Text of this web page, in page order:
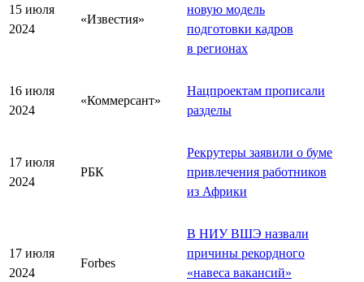
15 июля
2024
«Известия»
новую модель
подготовки кадров
в регионах
16 июля
2024
«Коммерсант»
Нацпроектам прописали
разделы
17 июля
2024
РБК
Рекрутеры заявили о буме
привлечения работников
из Африки
17 июля
2024
Forbes
В НИУ ВШЭ назвали
причины рекордного
«навеса вакансий»